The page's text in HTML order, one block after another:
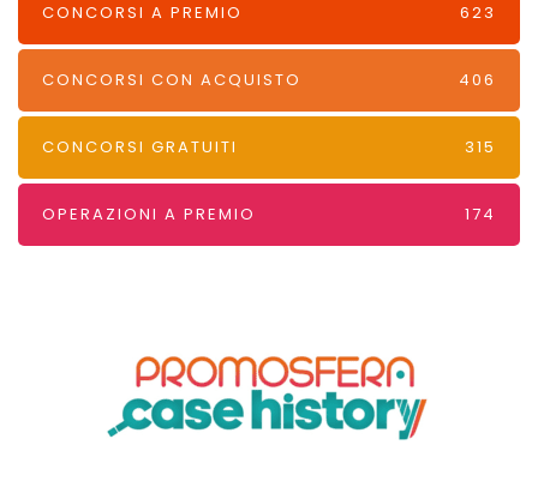
CONCORSI A PREMIO 623
CONCORSI CON ACQUISTO 406
CONCORSI GRATUITI 315
OPERAZIONI A PREMIO 174